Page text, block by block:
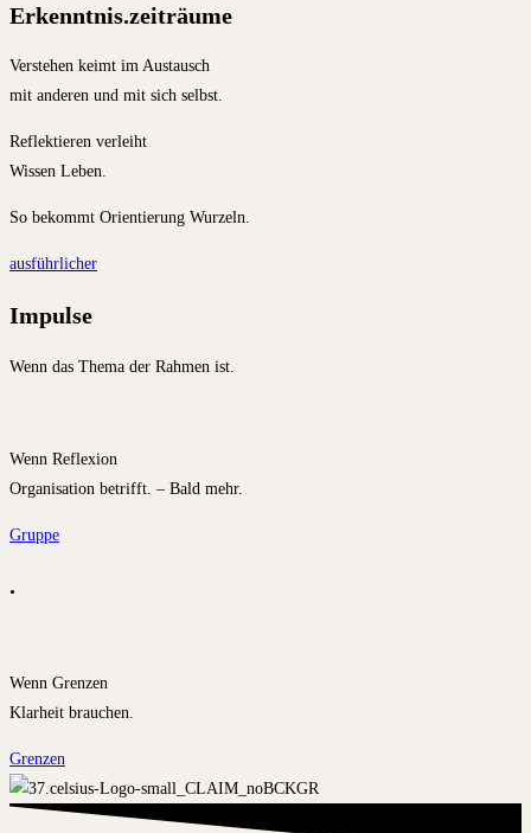
Erkenntnis.zeiträume
Verstehen keimt im Austausch
mit anderen und mit sich selbst.
Reflektieren verleiht
Wissen Leben.
So bekommt Orientierung Wurzeln.
ausführlicher
Impulse
Wenn das Thema der Rahmen ist.
Wenn Reflexion
Organisation betrifft. – Bald mehr.
Gruppe
.
Wenn Grenzen
Klarheit brauchen.
Grenzen